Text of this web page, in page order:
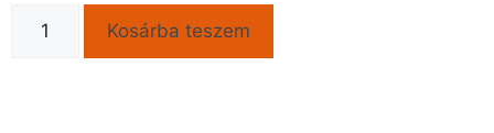
Kosárba teszem